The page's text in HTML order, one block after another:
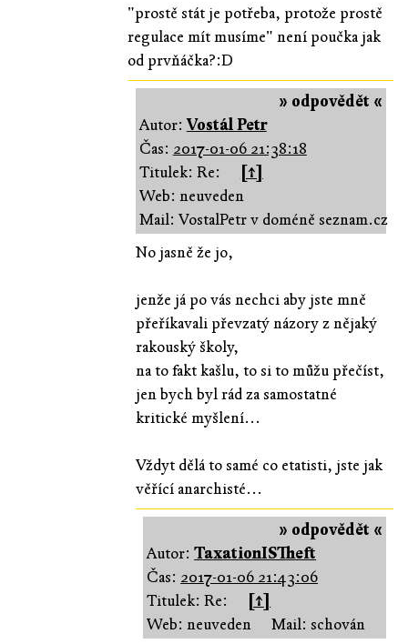
"prostě stát je potřeba, protože prostě
regulace mít musíme" není poučka jak
od prvňáčka?:D
» odpovědět «
Autor:Vostál Petr
Čas: 2017-01-06 21:38:18
Titulek: Re:
[↑]
Web: neuveden
Mail: VostalPetr v doméně seznam.cz
No jasně že jo,
jenže já po vás nechci aby jste mně
přeříkavali převzatý názory z nějaký
rakouský školy,
na to fakt kašlu, to si to můžu přečíst,
jen bych byl rád za samostatné
kritické myšlení...
Vždyt dělá to samé co etatisti, jste jak
věřící anarchisté...
» odpovědět «
Autor:TaxationISTheft
Čas: 2017-01-06 21:43:06
Titulek: Re:
[↑]
Web: neuveden
Mail: schován